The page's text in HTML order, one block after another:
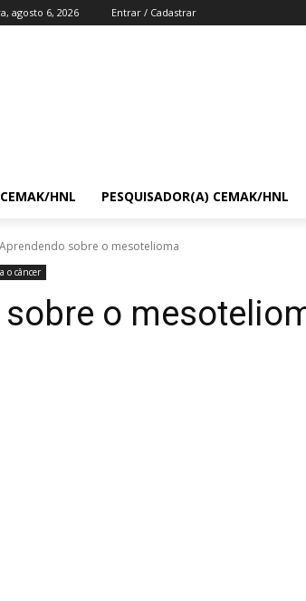
agosto 6, 2026 Entrar / Cadastrar
HNL PESQUISADOR(A) CEMAK/HNL
Aprendendo sobre o mesotelioma
o câncer
o